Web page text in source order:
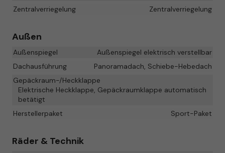
Zentralverriegelung
Zentralverriegelung
Außen
Außenspiegel
Außenspiegel elektrisch verstellbar
Dachausführung
Panoramadach, Schiebe-Hebedach
Gepäckraum-/Heckklappe
Elektrische Heckklappe, Gepäckraumklappe automatisch
betätigt
Herstellerpaket
Sport-Paket
Räder & Technik